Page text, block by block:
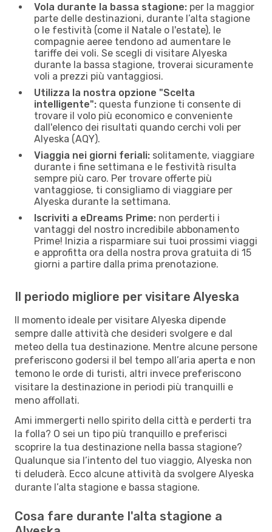
Vola durante la bassa stagione: per la maggior
parte delle destinazioni, durante l’alta stagione
o le festività (come il Natale o l'estate), le
compagnie aeree tendono ad aumentare le
tariffe dei voli. Se scegli di visitare Alyeska
durante la bassa stagione, troverai sicuramente
voli a prezzi più vantaggiosi.
Utilizza la nostra opzione "Scelta
intelligente": questa funzione ti consente di
trovare il volo più economico e conveniente
dall'elenco dei risultati quando cerchi voli per
Alyeska (AQY).
Viaggia nei giorni feriali: solitamente, viaggiare
durante i fine settimana e le festività risulta
sempre più caro. Per trovare offerte più
vantaggiose, ti consigliamo di viaggiare per
Alyeska durante la settimana.
Iscriviti a eDreams Prime: non perderti i
vantaggi del nostro incredibile abbonamento
Prime! Inizia a risparmiare sui tuoi prossimi viaggi
e approfitta ora della nostra prova gratuita di 15
giorni a partire dalla prima prenotazione.
Il periodo migliore per visitare Alyeska
Il momento ideale per visitare Alyeska dipende
sempre dalle attività che desideri svolgere e dal
meteo della tua destinazione. Mentre alcune persone
preferiscono godersi il bel tempo all’aria aperta e non
temono le orde di turisti, altri invece preferiscono
visitare la destinazione in periodi più tranquilli e
meno affollati.
Ami immergerti nello spirito della città e perderti tra
la folla? O sei un tipo più tranquillo e preferisci
scoprire la tua destinazione nella bassa stagione?
Qualunque sia l’intento del tuo viaggio, Alyeska non
ti deluderà. Ecco alcune attività da svolgere Alyeska
durante l’alta stagione e bassa stagione.
Cosa fare durante l'alta stagione a